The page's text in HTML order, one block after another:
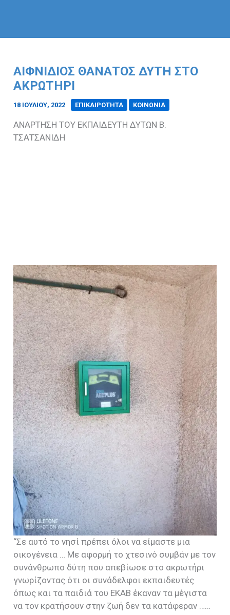
ΑΙΦΝΙΔΙΟΣ ΘΑΝΑΤΟΣ ΔΥΤΗ ΣΤΟ
ΑΚΡΩΤΗΡΙ
18 ΙΟΥΛΊΟΥ, 2022 ΕΠΙΚΑΙΡΟΤΗΤΑ ΚΟΙΝΩΝΙΑ
ΑΝΑΡΤΗΣΗ ΤΟΥ ΕΚΠΑΙΔΕΥΤΗ ΔΥΤΩΝ Β.
ΤΣΑΤΣΑΝΙΔΗ
“Σε αυτό το νησί πρέπει όλοι να είμαστε μια
οικογένεια … Με αφορμή το χτεσινό συμβάν με τον
συνάνθρωπο δύτη που απεβίωσε στο ακρωτήρι
γνωρίζοντας ότι οι συνάδελφοι εκπαιδευτές
όπως και τα παιδιά του ΕΚΑΒ έκαναν τα μέγιστα
να τον κρατήσουν στην ζωή δεν τα κατάφεραν ……